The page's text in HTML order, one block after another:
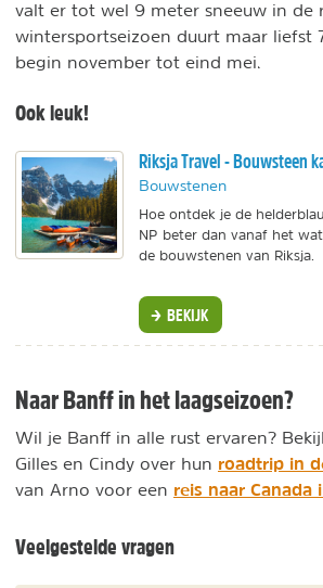
valt er tot wel 9 meter sneeuw in de
wintersportseizoen duurt maar liefst
begin november tot eind mei.
Ook leuk!
Riksja Travel - Bouwsteen
Bouwstenen
Hoe ontdek je de
NP beter dan vanaf het
de bouwstenen van Riksja.
BEKIJK
Naar Banff in het laagseizoen?
Wil je Banff in alle rust ervaren?
Gilles en Cindy over hun roadtrip in
van Arno voor een reis naar Canada
Veelgestelde vragen